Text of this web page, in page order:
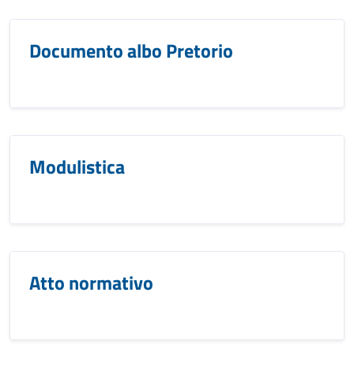
Documento albo Pretorio
Modulistica
Atto normativo